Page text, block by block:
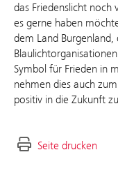
das Friedenslicht noch
es gerne haben
dem Land
Symbol für Frieden in
nehmen dies auch
positiv in die Zukunft
Seite drucken